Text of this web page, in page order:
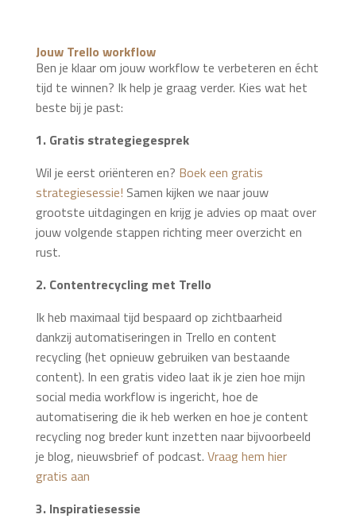
Jouw Trello workflow
Ben je klaar om jouw workflow te verbeteren en écht
tijd te winnen? Ik help je graag verder. Kies wat het
beste bij je past:
1. Gratis strategiegesprek
Wil je eerst oriënteren en? Boek een gratis
strategiesessie! Samen kijken we naar jouw
grootste uitdagingen en krijg je advies op maat over
jouw volgende stappen richting meer overzicht en
rust.
2. Contentrecycling met Trello
Ik heb maximaal tijd bespaard op zichtbaarheid
dankzij automatiseringen in Trello en content
recycling (het opnieuw gebruiken van bestaande
content). In een gratis video laat ik je zien hoe mijn
social media workflow is ingericht, hoe de
automatisering die ik heb werken en hoe je content
recycling nog breder kunt inzetten naar bijvoorbeeld
je blog, nieuwsbrief of podcast. Vraag hem hier
gratis aan
3. Inspiratiesessie